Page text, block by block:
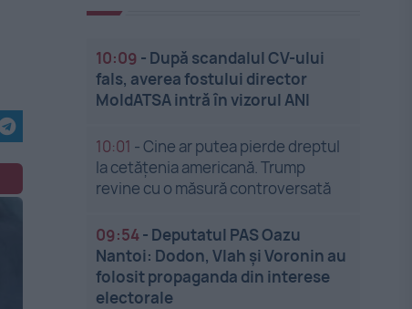
10:09 - După scandalul CV-ului
fals, averea fostului director
MoldATSA intră în vizorul ANI
10:01 -Cine ar putea pierde dreptul
la cetățenia americană. Trump
revine cu o măsură controversată
09:54- Deputatul PAS Oazu
Nantoi: Dodon, Vlah și Voronin au
folosit propaganda din interese
electorale